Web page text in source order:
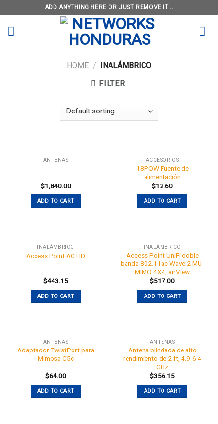
to
content
ADD ANYTHING HERE OR JUST REMOVE IT...
HOME / INALÁMBRICO
FILTER
ANTENAS
$1,840.00
ADD TO CART
ACCESORIOS
18POW Fuente de
alimentación
$12.60
ADD TO CART
INALÁMBRICO
Access Point AC HD
$443.15
ADD TO CART
INALÁMBRICO
Access Point UniFi doble
banda 802.11ac Wave 2 MU-
MIMO 4X4, airView
$517.00
ADD TO CART
ANTENAS
Adaptador TwistPort para
Mimosa C5c
$64.00
ADD TO CART
ANTENAS
Antena blindada de alto
rendimiento de 2 ft, 4.9-6.4
GHz
$356.15
ADD TO CART